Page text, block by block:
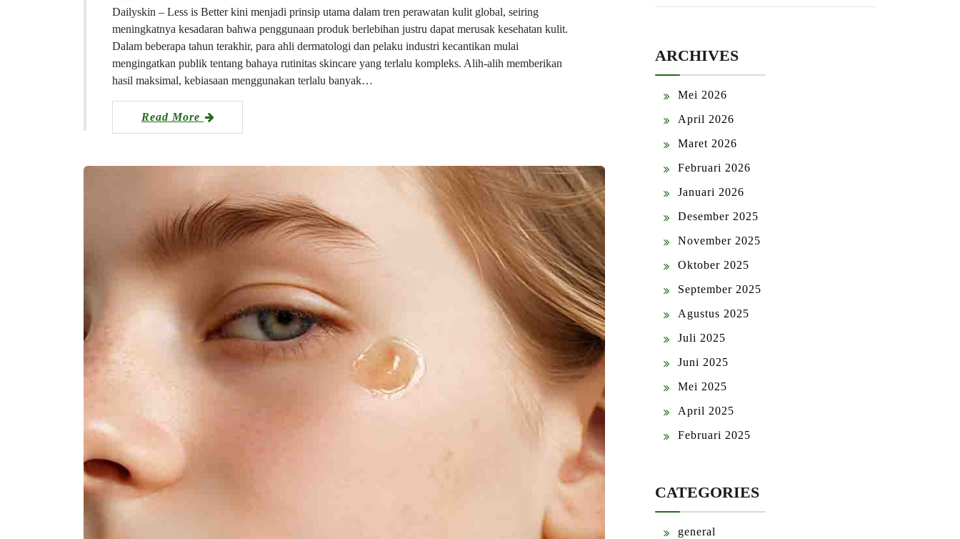
Dailyskin – Less is Better kini menjadi prinsip utama dalam tren perawatan kulit global, seiring
meningkatnya kesadaran bahwa penggunaan produk berlebihan justru dapat merusak kesehatan kulit.
Dalam beberapa tahun terakhir, para ahli dermatologi dan pelaku industri kecantikan mulai
mengingatkan publik tentang bahaya rutinitas skincare yang terlalu kompleks. Alih-alih memberikan
hasil maksimal, kebiasaan menggunakan terlalu banyak…
Read More
ARCHIVES
Mei 2026
April 2026
Maret 2026
Februari 2026
Januari 2026
Desember 2025
November 2025
Oktober 2025
September 2025
Agustus 2025
Juli 2025
Juni 2025
Mei 2025
April 2025
Februari 2025
CATEGORIES
general